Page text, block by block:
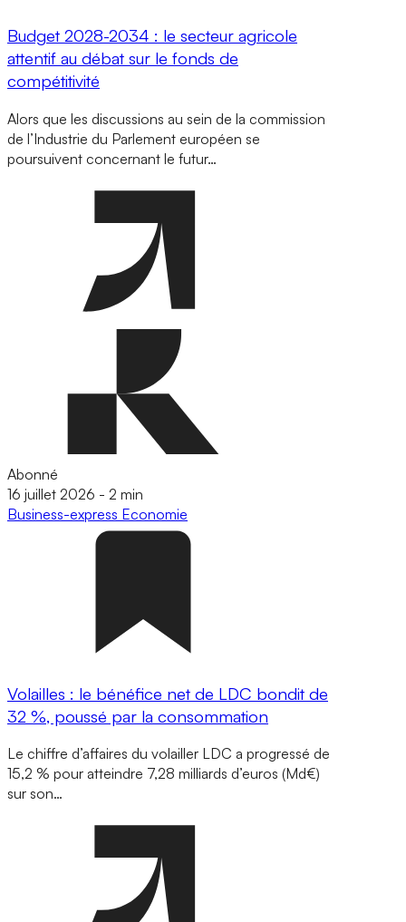
Budget 2028-2034 : le secteur agricole
attentif au débat sur le fonds de
compétitivité
Alors que les discussions au sein de la commission
de l’Industrie du Parlement européen se
poursuivent concernant le futur…
Abonné
16 juillet 2026 - 2 min
Business-express Economie
Volailles : le bénéfice net de LDC bondit de
32 %, poussé par la consommation
Le chiffre d’affaires du volailler LDC a progressé de
15,2 % pour atteindre 7,28 milliards d’euros (Md€)
sur son…